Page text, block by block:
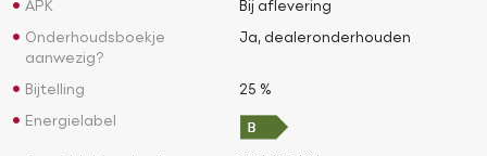
APK Bij aflevering
Onderhoudsboekje
aanwezig?
Ja, dealeronderhouden
Bijtelling 25 %
Energielabel